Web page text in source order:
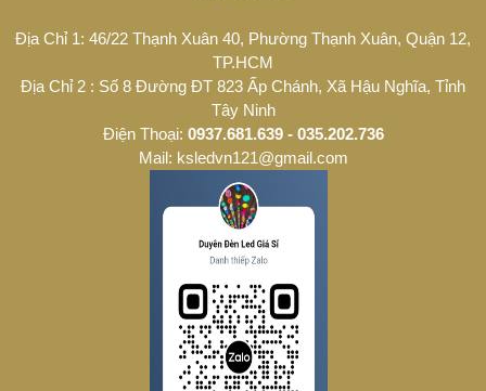
Địa Chỉ 1: 46/22 Thạnh Xuân 40, Phường Thạnh Xuân, Quận 12,
TP.HCM
Địa Chỉ 2 : Số 8 Đường ĐT 823 Ấp Chánh, Xã Hậu Nghĩa, Tỉnh
Tây Ninh
Điện Thoại: 0937.681.639 - 035.202.736
Mail: ksledvn121@gmail.com